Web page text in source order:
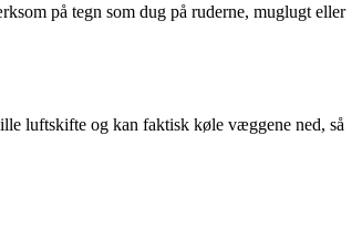
på tegn som dug på ruderne, muglugt eller
luftskifte og kan faktisk køle væggene ned, så